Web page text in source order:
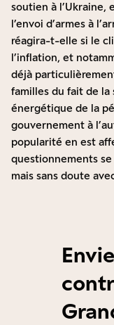
soutien à l’Ukraine,
l’envoi d’armes à
réagira-t-elle si le
l’inflation, et
déjà
familles du fait de
énergétique de la
gouvernement à
popularité en est
questionnements
mais sans doute